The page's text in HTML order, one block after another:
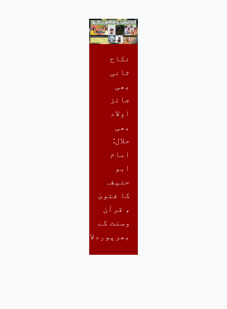
نکاح
ثانی
بھی
جائز
اولاد
بھی
حلال:
امام
ابو
حنیفہ
کا فتویٰ
، قرآن
وسنت کے
بھرپوردلائل